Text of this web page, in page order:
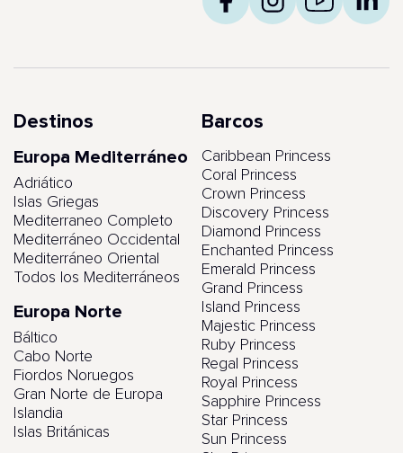
Destinos
Europa Mediterráneo
Adriático
Islas Griegas
Mediterraneo Completo
Mediterráneo Occidental
Mediterráneo Oriental
Todos los Mediterráneos
Europa Norte
Báltico
Cabo Norte
Fiordos Noruegos
Gran Norte de Europa
Islandia
Islas Británicas
Barcos
Caribbean Princess
Coral Princess
Crown Princess
Discovery Princess
Diamond Princess
Enchanted Princess
Emerald Princess
Grand Princess
Island Princess
Majestic Princess
Ruby Princess
Regal Princess
Royal Princess
Sapphire Princess
Star Princess
Sun Princess